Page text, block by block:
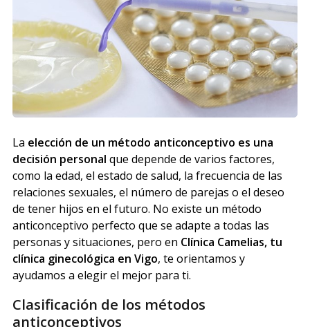
La elección de un método anticonceptivo es una
decisión personal que depende de varios factores,
como la edad, el estado de salud, la frecuencia de las
relaciones sexuales, el número de parejas o el deseo
de tener hijos en el futuro. No existe un método
anticonceptivo perfecto que se adapte a todas las
personas y situaciones, pero en Clínica Camelias, tu
clínica ginecológica en Vigo, te orientamos y
ayudamos a elegir el mejor para ti.
Clasificación de los métodos
anticonceptivos